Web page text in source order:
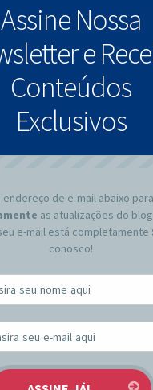
Assine Nossa
e
Conteúdos
Exclusivos
endereço de e-mail abaixo
as atualizações do
e-mail está completamente
conosco!